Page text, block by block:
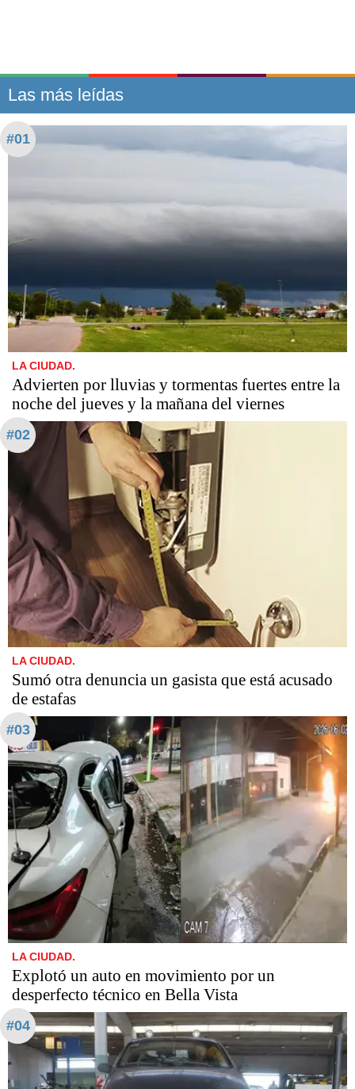
Las más leídas
#01
LA CIUDAD.
Advierten por lluvias y tormentas fuertes entre la
noche del jueves y la mañana del viernes
#02
LA CIUDAD.
Sumó otra denuncia un gasista que está acusado
de estafas​​​​​
#03
LA CIUDAD.
Explotó un auto en movimiento por un
desperfecto técnico en Bella Vista
#04